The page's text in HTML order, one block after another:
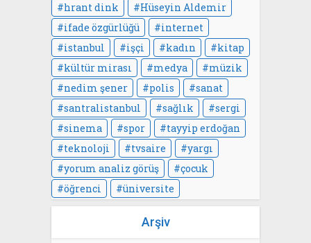
hrant dink
Hüseyin Aldemir
ifade özgürlüğü
internet
istanbul
işçi kadın
kitap
kültür mirası
medya
müzik
nedim şener
polis
sanat
santralistanbul
sağlık
sergi
sinema
spor
tayyip erdoğan
teknoloji
tvsaire
yargı
yorum analiz görüş
çocuk
öğrenci
üniversite
Arşiv